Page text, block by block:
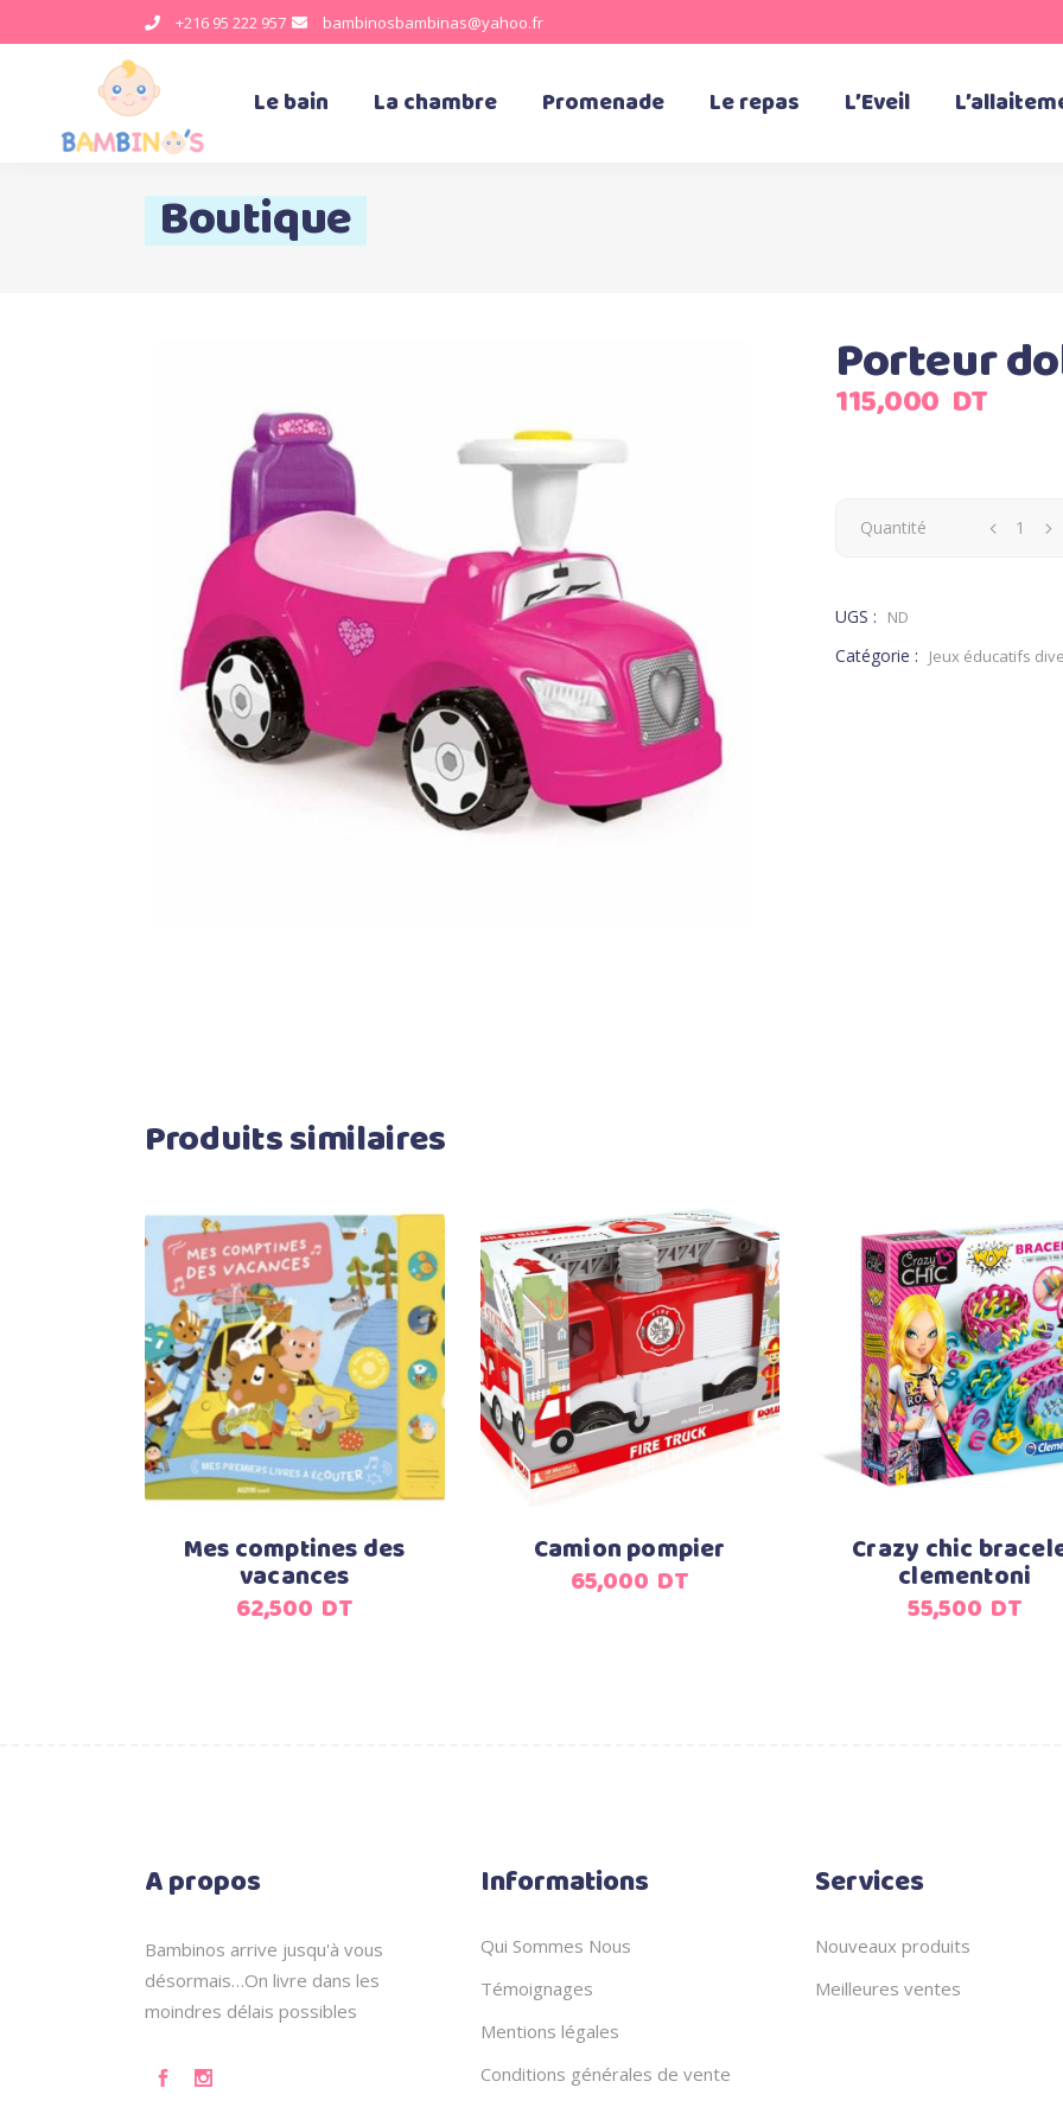
+216 95 222 957 bambinosbambinas@yahoo.fr
Le bain La chambre Promenade Le repas L’Eveil
Boutique
Porteur
115,000 DT
Quantité
UGS : ND
Catégorie : Jeux éducatifs
Produits similaires
Ajouter au panier
Mes comptines des
vacances
62,500 DT
Ajouter au panier
Camion pompier
65,000 DT
Ajouter au panier
Crazy chic
clementoni
55,500 DT
A propos
Bambinos arrive jusqu'à vous
désormais…On livre dans les
moindres délais possibles
Informations
Qui Sommes Nous
Témoignages
Mentions légales
Conditions générales de vente
Services
Nouveaux produits
Meilleures ventes